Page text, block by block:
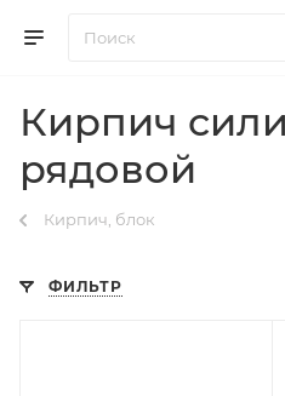
Кирпич
рядовой
Кирпич, блок
ФИЛЬТР